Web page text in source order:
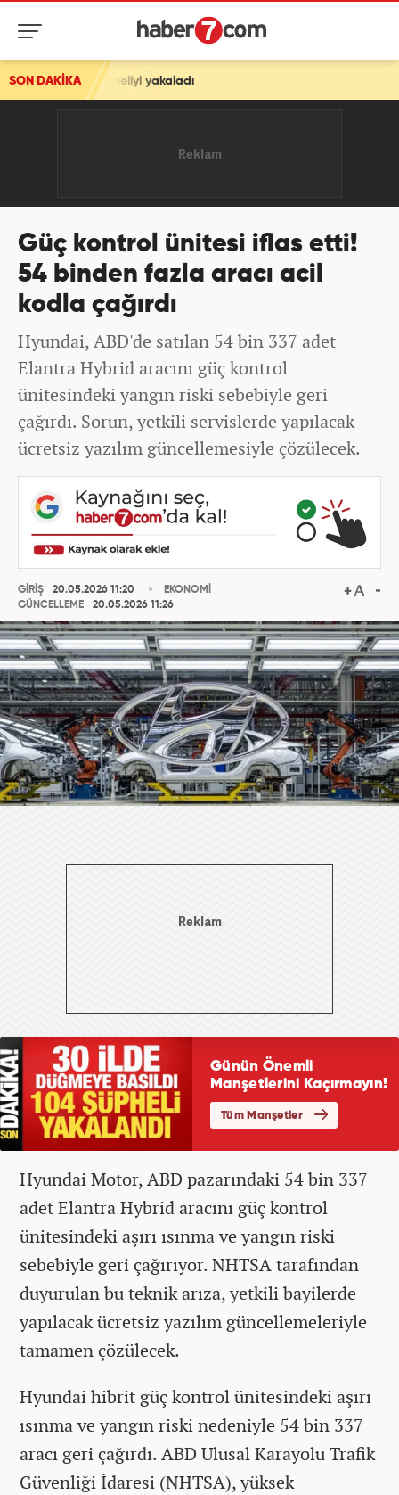
SON DAKİKA
yakaladı
Güç kontrol ünitesi iflas etti!
54 binden fazla aracı acil
kodla çağırdı
Hyundai, ABD'de satılan 54 bin 337 adet
Elantra Hybrid aracını güç kontrol
ünitesindeki yangın riski sebebiyle geri
çağırdı. Sorun, yetkili servislerde yapılacak
ücretsiz yazılım güncellemesiyle çözülecek.
GİRİŞ
20.05.2026 11:20
GÜNCELLEME
20.05.2026 11:26
EKONOMİ
Hyundai Motor, ABD pazarındaki 54 bin 337
adet Elantra Hybrid aracını güç kontrol
ünitesindeki aşırı ısınma ve yangın riski
sebebiyle geri çağırıyor. NHTSA tarafından
duyurulan bu teknik arıza, yetkili bayilerde
yapılacak ücretsiz yazılım güncellemeleriyle
tamamen çözülecek.
Hyundai hibrit güç kontrol ünitesindeki aşırı
ısınma ve yangın riski nedeniyle 54 bin 337
aracı geri çağırdı. ABD Ulusal Karayolu Trafik
Güvenliği İdaresi (NHTSA), yüksek